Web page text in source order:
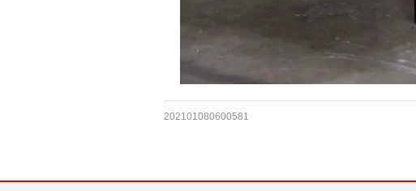
202101080600581